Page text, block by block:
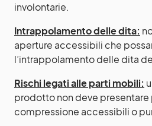
involontarie.
Intrappolamento delle dita:
aperture accessibili che
l’intrappolamento delle dita
Rischi legati alle parti mobili:
prodotto non deve presentare
compressione accessibili o